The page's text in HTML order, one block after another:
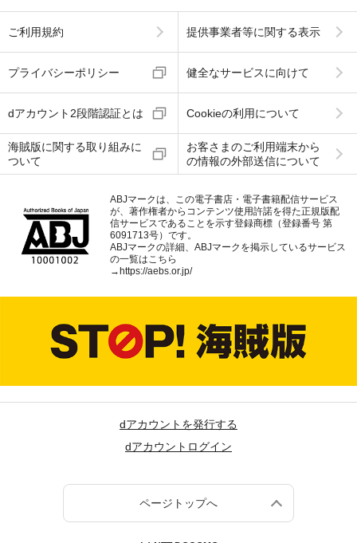
ご利用規約 提供事業者等に関する表示
プライバシーポリシー 健全なサービスに向けて
dアカウント2段階認証とは Cookieの利用について
海賊版に関する取り組みに
ついて
お客さまのご利用端末から
の情報の外部送信について
ABJマークは、この電子書店・電子書籍配信サービス
が、著作権者からコンテンツ使用許諾を得た正規版配
信サービスであることを示す登録商標（登録番号 第
6091713号）です。
ABJマークの詳細、ABJマークを掲示しているサービス
の一覧はこちら
→ https://aebs.or.jp/
dアカウントを発行する
dアカウントログイン
ページトップへ